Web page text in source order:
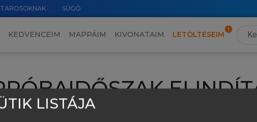
SÚGÓ
KEDVENCEIM MAPPÁIM KIVONATAIM LETÖLTÉSEIM
megtekintéséhez lépj be a saját fiókoddal, iskolai azonosítóddal vagy
LISTÁJA